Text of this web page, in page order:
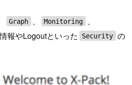
Graph 、 Monitoring 、
報やLogoutといった Security の